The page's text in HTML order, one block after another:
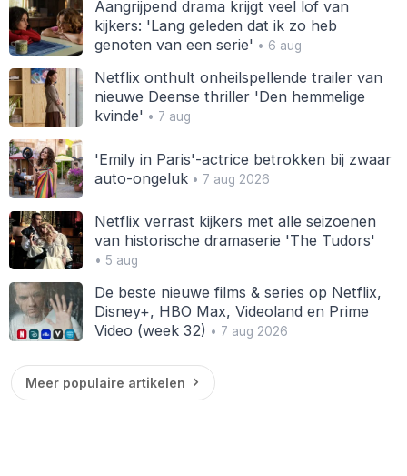
Aangrijpend drama krijgt veel lof van
kijkers: 'Lang geleden dat ik zo heb
genoten van een serie' • 6 aug
Netflix onthult onheilspellende trailer van
nieuwe Deense thriller 'Den hemmelige
kvinde' • 7 aug
'Emily in Paris'-actrice betrokken bij zwaar
auto-ongeluk• 7 aug 2026
Netflix verrast kijkers met alle seizoenen
van historische dramaserie 'The Tudors'
• 5 aug
De beste nieuwe films & series op Netflix,
Disney+, HBO Max, Videoland en Prime
Video (week 32) • 7 aug 2026
Meer populaire artikelen